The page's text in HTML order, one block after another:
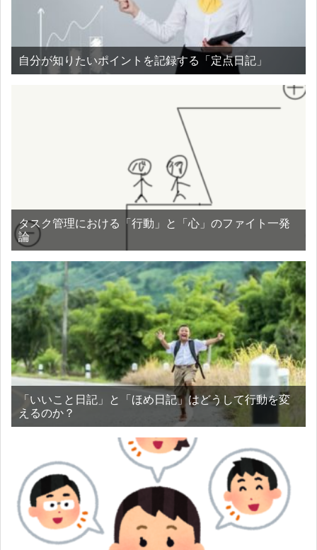
自分が知りたいポイントを記録する「定点日記」
タスク管理における「行動」と「心」のファイト一発
論
「いいこと日記」と「ほめ日記」はどうして行動を変
えるのか？